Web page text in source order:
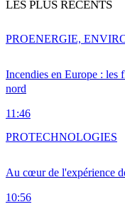
LES PLUS RÉCENTS
Incendies en Europe : les
nord
11:46
PROENERGIE,
Au cœur de l'expérience
10:56
PROTECHNOLOGIES